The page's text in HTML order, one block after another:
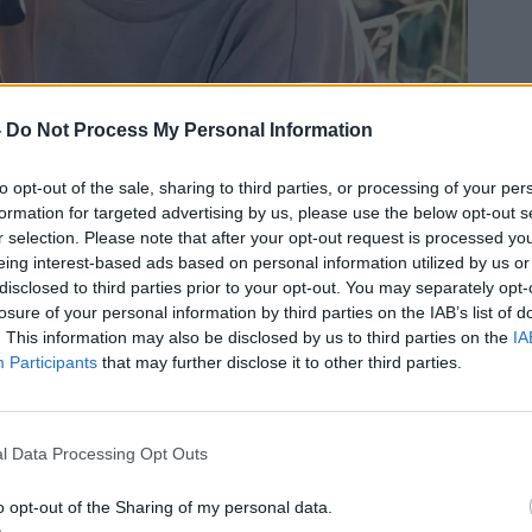
Do Not Process My Personal Information
opt-out of the sale, sharing to third parties, or processing of your
for targeted advertising by us, please use the below opt-out
selection. Please note that after your opt-out request is processed
interest-based ads based on personal information utilized by us
to third parties prior to your opt-out. You may separately
of your personal information by third parties on the IAB’s list of
This information may also be disclosed by us to third parties on the
Participants that may further disclose it to other third parties.
Data Processing Opt Outs
opt-out of the Sharing of my personal data.
на офицер на ЈНА кој го напуштил синот по
и за музика заинтересирана, го запишала
е исфрлен уште во втората година, како
За среќа, никој од нив не ни
биде регионална музичка икона пет децении.
театри и на ливади... пред дваесет нации
Му купила гитара.
Горан Бреговиќ , потоа,
бил гимназијалец Сараево веќе било
рамо до рамо со Белград. Најпознатиот
кој е пет години постар од
Бештије , каде матурантот
е вокал во веќе афирмираната сараевска